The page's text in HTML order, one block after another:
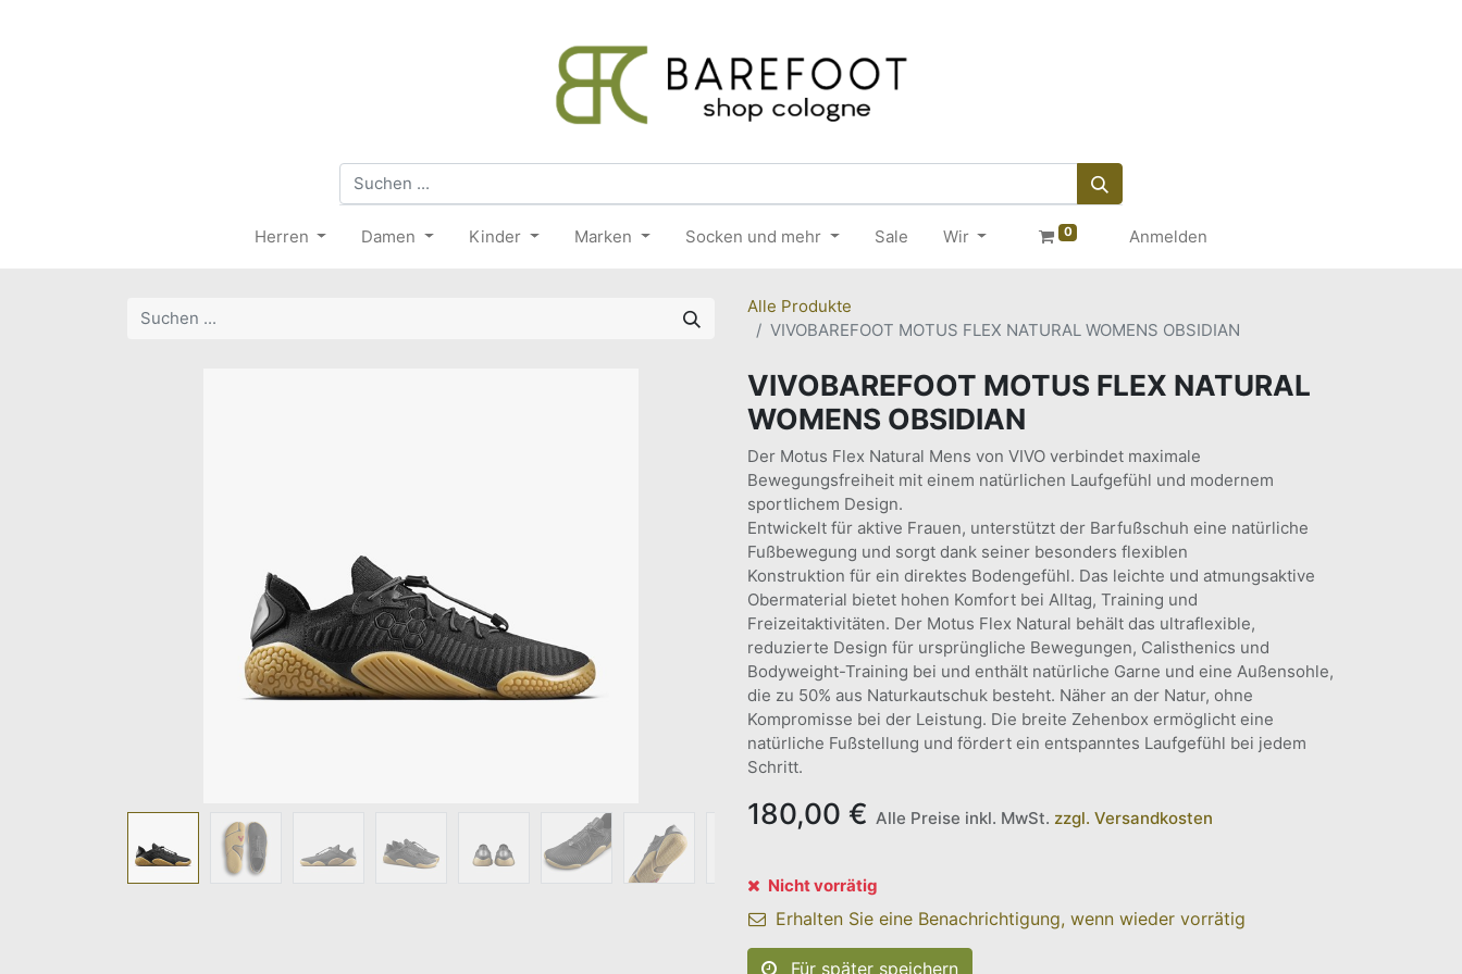
Herren Damen Kinder Marken Socken und mehr Sale Wir 0 Anmelden
Alle Produkte
VIVOBAREFOOT MOTUS FLEX NATURAL WOMENS OBSIDIAN
VIVOBAREFOOT MOTUS FLEX NATURAL
WOMENS OBSIDIAN
Der Motus Flex Natural Mens von VIVO verbindet maximale
Bewegungsfreiheit mit einem natürlichen Laufgefühl und modernem
sportlichem Design.
Entwickelt für aktive Frauen, unterstützt der Barfußschuh eine natürliche
Fußbewegung und sorgt dank seiner besonders flexiblen
Konstruktion für ein direktes Bodengefühl. Das leichte und atmungsaktive
Obermaterial bietet hohen Komfort bei Alltag, Training und
Freizeitaktivitäten. Der Motus Flex Natural behält das ultraflexible,
reduzierte Design für ursprüngliche Bewegungen, Calisthenics und
Bodyweight-Training bei und enthält natürliche Garne und eine Außensohle,
die zu 50% aus Naturkautschuk besteht. Näher an der Natur, ohne
Kompromisse bei der Leistung. Die breite Zehenbox ermöglicht eine
natürliche Fußstellung und fördert ein entspanntes Laufgefühl bei jedem
Schritt.
180,00 € Alle Preise inkl. MwSt. zzgl. Versandkosten
Nicht vorrätig
Erhalten Sie eine Benachrichtigung, wenn wieder vorrätig
Für später speichern